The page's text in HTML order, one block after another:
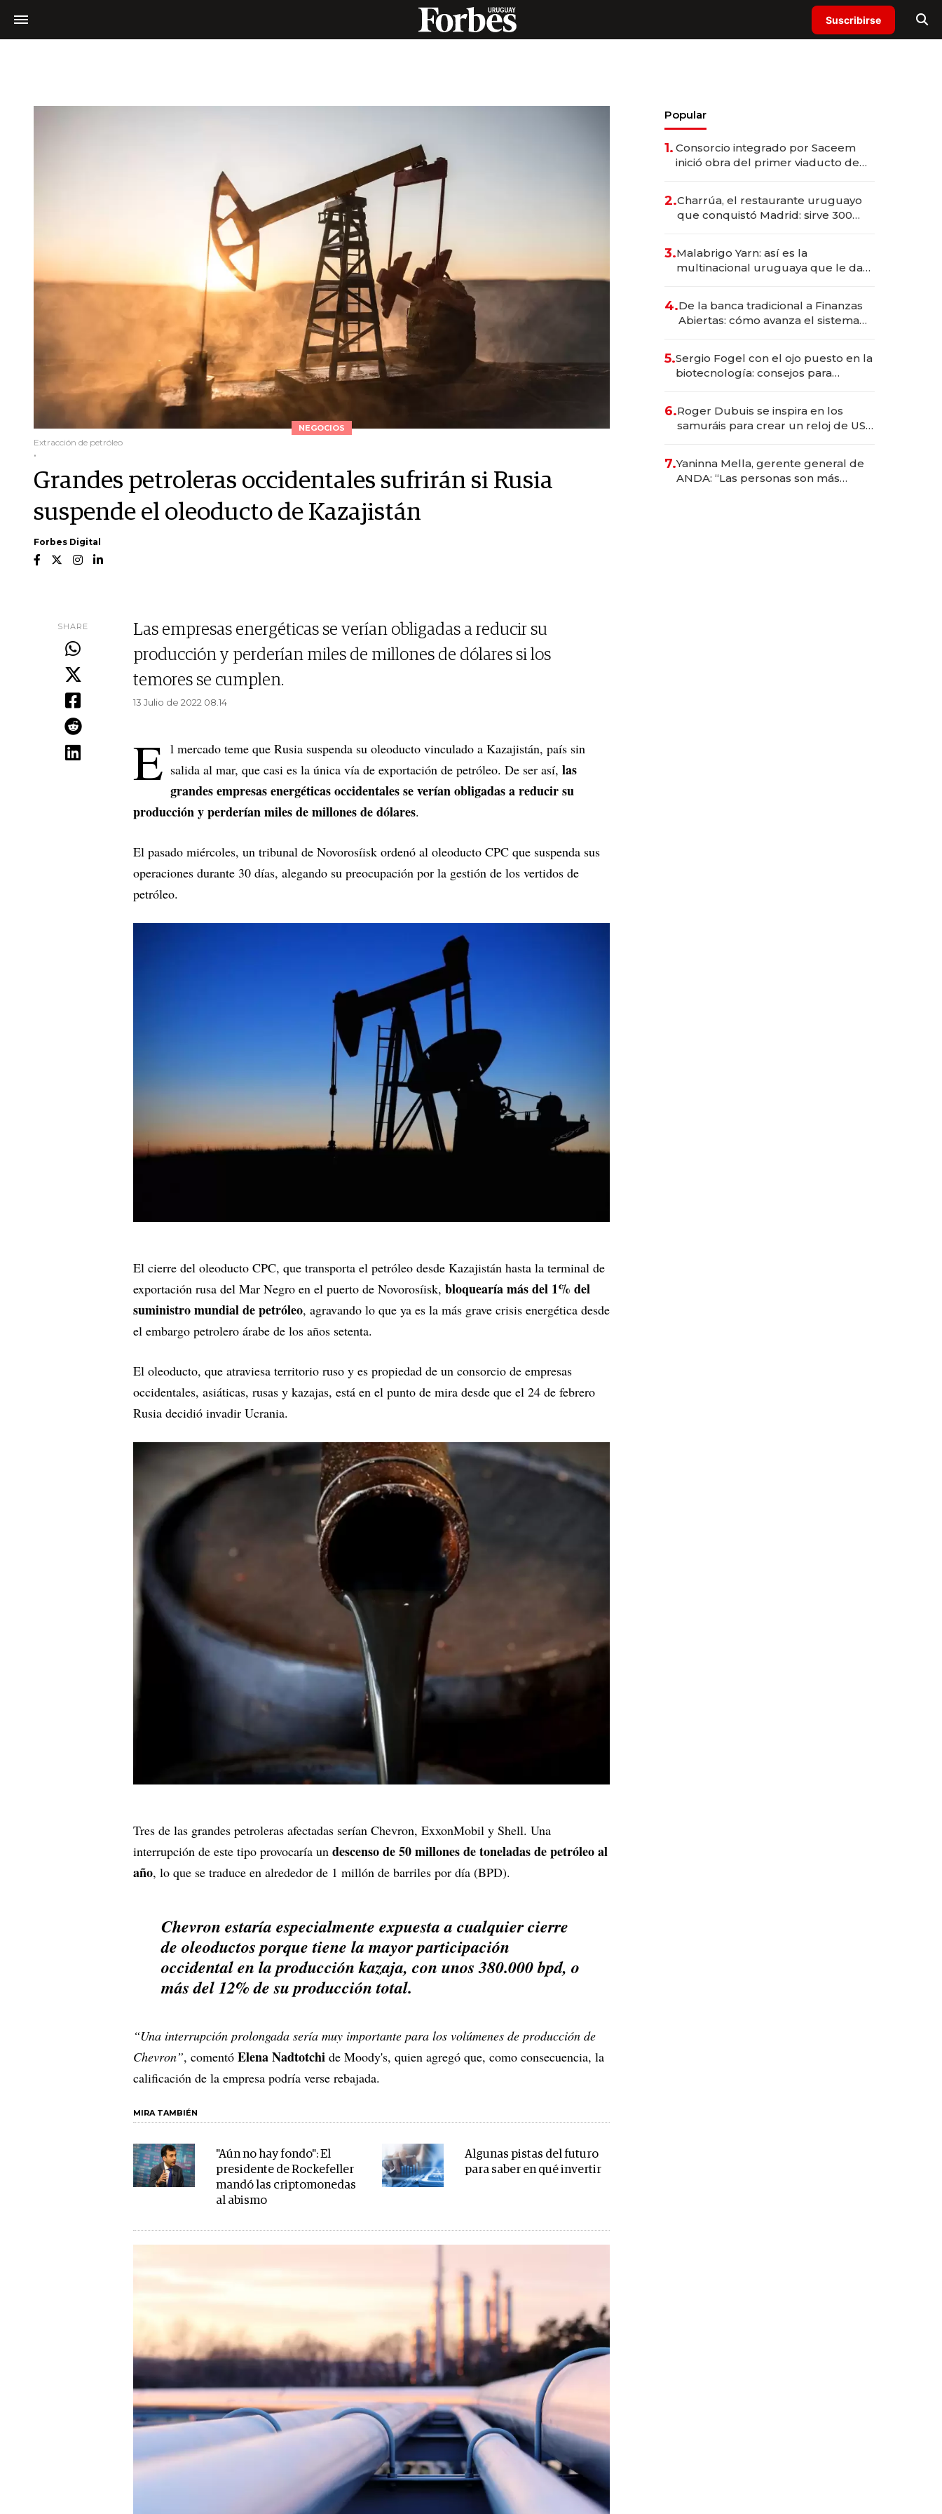
Suscribirse
NEGOCIOS
Extracción de petróleo
.
Grandes petroleras occidentales sufrirán si Rusia
suspende el oleoducto de Kazajistán
Forbes Digital
SHARE
Las empresas energéticas se verían obligadas a reducir su
producción y perderían miles de millones de dólares si los
temores se cumplen.
13 Julio de 2022 08.14
E l mercado teme que Rusia suspenda su oleoducto vinculado a Kazajistán, país sin
salida al mar, que casi es la única vía de exportación de petróleo. De ser así, las
grandes empresas energéticas occidentales se verían obligadas a reducir su
producción y perderían miles de millones de dólares.
El pasado miércoles, un tribunal de Novorosíisk ordenó al oleoducto CPC que suspenda sus
operaciones durante 30 días, alegando su preocupación por la gestión de los vertidos de
petróleo.
El cierre del oleoducto CPC, que transporta el petróleo desde Kazajistán hasta la terminal de
exportación rusa del Mar Negro en el puerto de Novorosíisk, bloquearía más del 1% del
suministro mundial de petróleo, agravando lo que ya es la más grave crisis energética desde
el embargo petrolero árabe de los años setenta.
El oleoducto, que atraviesa territorio ruso y es propiedad de un consorcio de empresas
occidentales, asiáticas, rusas y kazajas, está en el punto de mira desde que el 24 de febrero
Rusia decidió invadir Ucrania.
Tres de las grandes petroleras afectadas serían Chevron, ExxonMobil y Shell. Una
interrupción de este tipo provocaría un descenso de 50 millones de toneladas de petróleo al
año, lo que se traduce en alrededor de 1 millón de barriles por día (BPD).
Chevron estaría especialmente expuesta a cualquier cierre
de oleoductos porque tiene la mayor participación
occidental en la producción kazaja, con unos 380.000 bpd, o
más del 12% de su producción total.
“Una interrupción prolongada sería muy importante para los volúmenes de producción de
Chevron”, comentó Elena Nadtotchi de Moody's, quien agregó que, como consecuencia, la
calificación de la empresa podría verse rebajada.
MIRA TAMBIÉN
"Aún no hay fondo": El
presidente de Rockefeller
mandó las criptomonedas
al abismo
Algunas pistas del futuro
para saber en qué invertir
Popular
1. Consorcio integrado por Saceem
inició obra del primer viaducto de
millones
2.Charrúa, el restaurante uruguayo
que conquistó Madrid: sirve 300
prepara apertura
3.Malabrigo Yarn: así es la
multinacional uruguaya que le da
4.De la banca tradicional a Finanzas
Abiertas: cómo avanza el sistema
5.Sergio Fogel con el ojo puesto en la
biotecnología: consejos para
6.Roger Dubuis se inspira en los
samuráis para crear un reloj de US$
7.Yaninna Mella, gerente general de
ANDA: “Las personas son más